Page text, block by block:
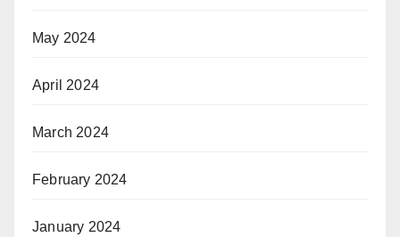
May 2024
April 2024
March 2024
February 2024
January 2024